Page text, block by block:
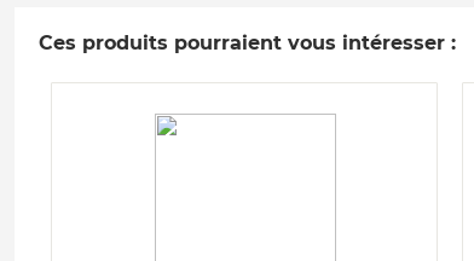
Ces produits pourraient vous intéresser :